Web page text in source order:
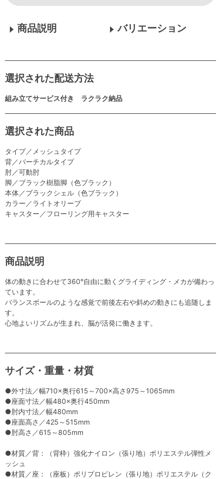
商品説明 バリエーション
選択された配送方法
組み立てサービス付き ラクラク納品
選択された商品
タイプ／メッシュタイプ
背／バーチカルタイプ
肘／可動肘
脚／ブラック樹脂脚（色ブラック）
本体／ブラックシェル（色ブラック）
カラー／ライトオリーブ
キャスター／フローリング用キャスター
商品説明
体の動きに合わせて360°自由に動くグライディング・メカが備わっ
ています。
バランスボールのような感覚で前後左右や斜めの動きにも追随しま
す。
心地よいリズムが生まれ、脳が活発に働きます。
サイズ・重量・材質
●外寸法／幅710×奥行615～700×高さ975～1065mm
●座面寸法／幅480×奥行450mm
●肘内寸法／幅480mm
●座面高さ／425～515mm
●肘高さ／615～805mm
●材質／背：（背枠）強化ナイロン（張り地）ポリエステル弾性メ
ッシュ
●材質／座：（座板）ポリプロピレン（張り地）ポリエステル（ク